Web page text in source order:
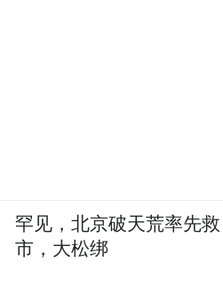
罕见，北京破天荒率先救
市，大松绑